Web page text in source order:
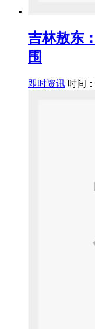
吉林敖东
围
即时资讯 时间